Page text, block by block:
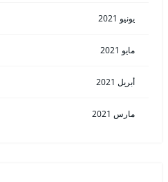
يونيو 2021
مايو 2021
أبريل 2021
مارس 2021